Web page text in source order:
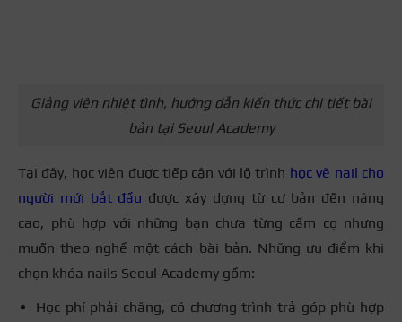
Giảng viên nhiệt tình, hướng dẫn kiến thức chi tiết bài
bản tại Seoul Academy
Tại đây, học viên được tiếp cận với lộ trình học vẽ nail cho
người mới bắt đầu được xây dựng từ cơ bản đến nâng
cao, phù hợp với những bạn chưa từng cầm cọ nhưng
muốn theo nghề một cách bài bản. Những ưu điểm khi
chọn khóa nails Seoul Academy gồm:
Học phí phải chăng, có chương trình trả góp phù hợp